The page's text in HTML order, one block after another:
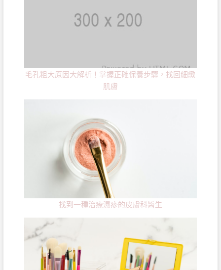
毛孔粗大原因大解析！掌握正確保養步驟，找回細緻
肌膚
找到一種治療濕疹的皮膚科醫生